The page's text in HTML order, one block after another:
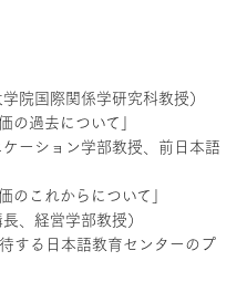
院国際関係学研究科教授）
の過去について」
ーション学部教授、前日本語
のこれからについて」
、経営学部教授）
する日本語教育センターのプ